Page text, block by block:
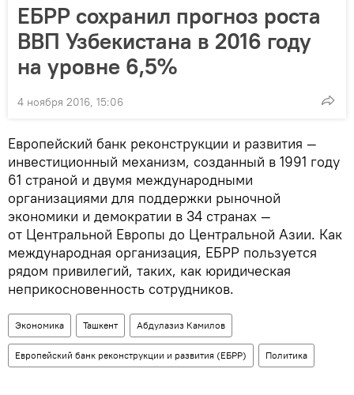
ЕБРР сохранил прогноз роста
ВВП Узбекистана в 2016 году
на уровне 6,5%
4 ноября 2016, 15:06
Европейский банк реконструкции и развития —
инвестиционный механизм, созданный в 1991 году
61 страной и двумя международными
организациями для поддержки рыночной
экономики и демократии в 34 странах —
от Центральной Европы до Центральной Азии. Как
международная организация, ЕБРР пользуется
рядом привилегий, таких, как юридическая
неприкосновенность сотрудников.
Экономика Ташкент Абдулазиз Камилов
Европейский банк реконструкции и развития (ЕБРР) Политика